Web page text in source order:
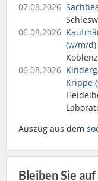
07.08.2026
06.08.2026
(w/m/d)
06.08.2026
Krippe
Auszug aus dem
Bleiben Sie